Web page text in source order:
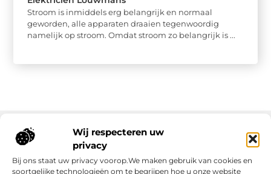
Wij respecteren uw
privacy
Bij ons staat uw privacy voorop.We maken gebruik van cookies en
soortgelijke technologieën om te begrijpen hoe u onze website
Stroom is inmiddels erg belangrijk en normaal
geworden, alle apparaten draaien tegenwoordig
namelijk op stroom. Omdat stroom zo belangrijk is ...
Onze informatie